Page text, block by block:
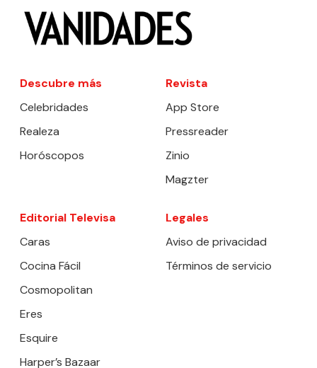
Descubre más
Celebridades
Realeza
Horóscopos
Revista
App Store
Pressreader
Zinio
Magzter
Editorial Televisa
Caras
Cocina Fácil
Cosmopolitan
Eres
Esquire
Harper’s Bazaar
Legales
Aviso de privacidad
Términos de servicio